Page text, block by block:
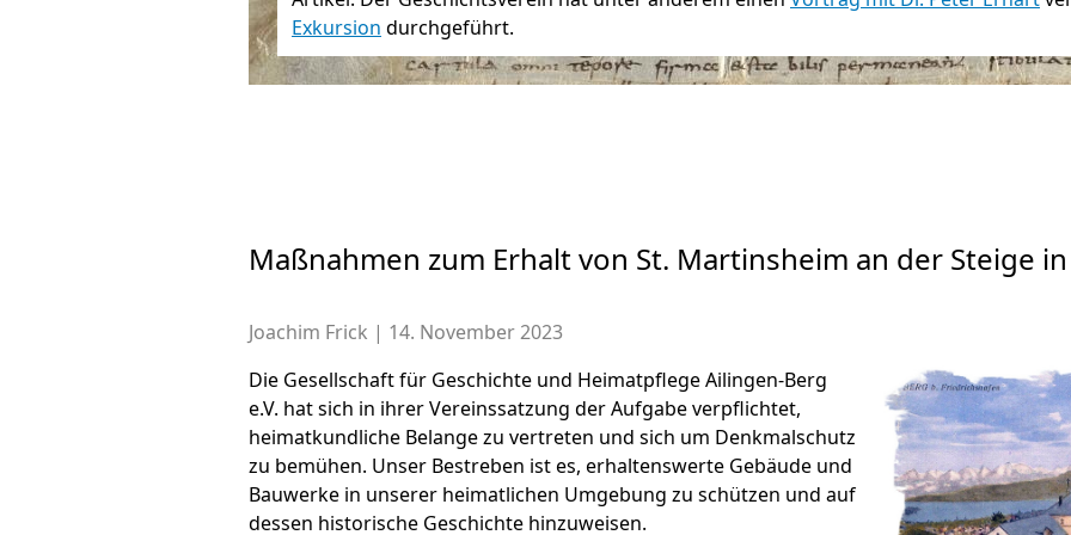
Exkursion durchgeführt.
Maßnahmen zum Erhalt von St. Martinsheim an der Steige
Joachim Frick | 14. November 2023
Die Gesellschaft für Geschichte und Heimatpflege Ailingen-Berg
e.V. hat sich in ihrer Vereinssatzung der Aufgabe verpflichtet,
heimatkundliche Belange zu vertreten und sich um Denkmalschutz
zu bemühen. Unser Bestreben ist es, erhaltenswerte Gebäude und
Bauwerke in unserer heimatlichen Umgebung zu schützen und auf
dessen historische Geschichte hinzuweisen.